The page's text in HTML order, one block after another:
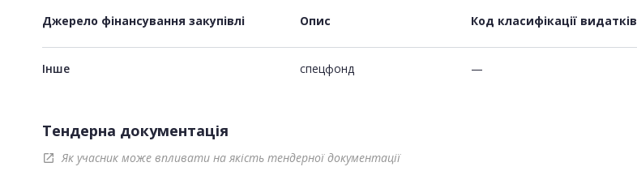
Джерело фінансування закупівлі Опис Код класифікації видатків
Інше спецфонд —
Тендерна документація
open_in_new Як учасник може впливати на якість тендерної документації